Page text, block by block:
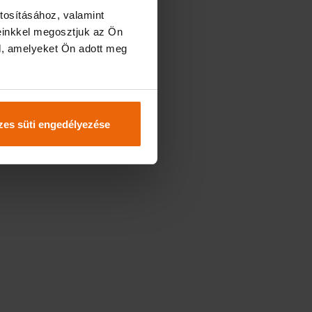
valamint
megosztjuk az Ön
amelyeket Ön adott meg
süti engedélyezése